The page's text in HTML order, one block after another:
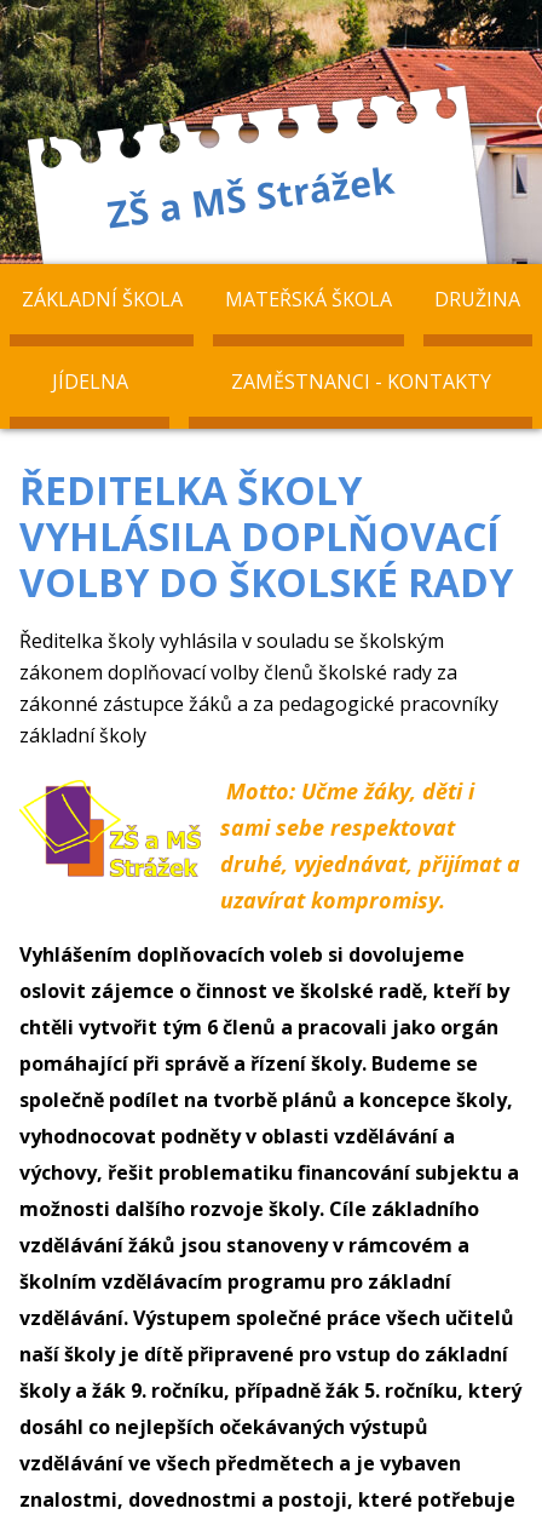
ZÁKLADNÍ ŠKOLA MATEŘSKÁ ŠKOLA DRUŽINA
JÍDELNA ZAMĚSTNANCI - KONTAKTY
ŘEDITELKA ŠKOLY
VYHLÁSILA DOPLŇOVACÍ
VOLBY DO ŠKOLSKÉ RADY
Ředitelka školy vyhlásila v souladu se školským
zákonem doplňovací volby členů školské rady za
zákonné zástupce žáků a za pedagogické pracovníky
základní školy
Motto: Učme žáky, děti i
sami sebe respektovat
druhé, vyjednávat, přijímat a
uzavírat kompromisy.
Vyhlášením doplňovacích voleb si dovolujeme
oslovit zájemce o činnost ve školské radě, kteří by
chtěli vytvořit tým 6 členů a pracovali jako orgán
pomáhající při správě a řízení školy. Budeme se
společně podílet na tvorbě plánů a koncepce školy,
vyhodnocovat podněty v oblasti vzdělávání a
výchovy, řešit problematiku financování subjektu a
možnosti dalšího rozvoje školy. Cíle základního
vzdělávání žáků jsou stanoveny v rámcovém a
školním vzdělávacím programu pro základní
vzdělávání. Výstupem společné práce všech učitelů
naší školy je dítě připravené pro vstup do základní
školy a žák 9. ročníku, případně žák 5. ročníku, který
dosáhl co nejlepších očekávaných výstupů
vzdělávání ve všech předmětech a je vybaven
znalostmi, dovednostmi a postoji, které potřebuje